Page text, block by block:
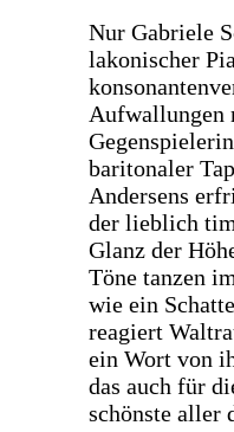
Nur Gabriele
lakonischer
Aufwallungen
baritonaler
Andersens
der lieblich
Glanz der
Töne tanzen
wie ein
reagiert
ein Wort von
das auch für
schönste aller